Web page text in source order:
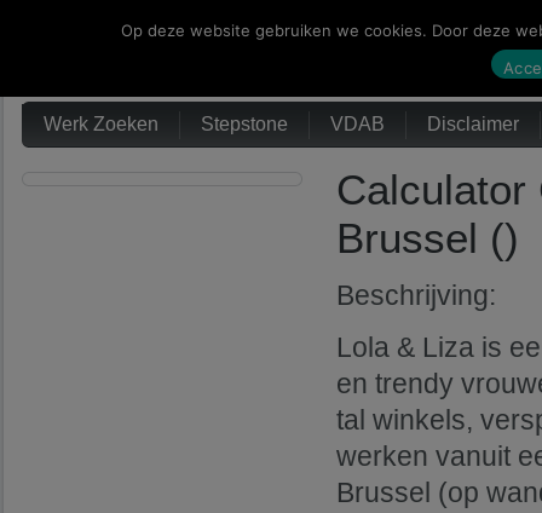
Werk Zoeken Stepstone VDAB Disclaimer
Calculator
Brussel ()
Beschrijving:
Lola & Liza is
en trendy
tal winkels,
werken vanuit
Brussel (op
Op deze website gebruiken we cookies. Door deze